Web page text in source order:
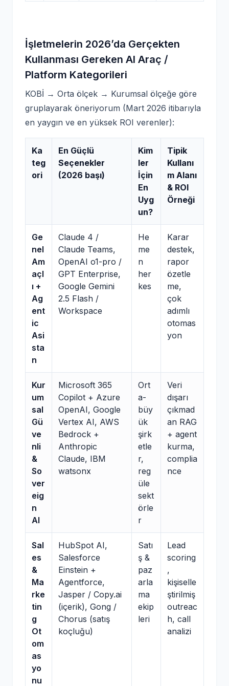
İşletmelerin 2026’da Gerçekten
Kullanması Gereken AI Araç /
Platform Kategorileri
KOBİ → Orta ölçek → Kurumsal ölçeğe göre
gruplayarak öneriyorum (Mart 2026 itibarıyla
en yaygın ve en yüksek ROI verenler):
Ka
teg
ori
En Güçlü
Seçenekler
(2026 başı)
Kim
ler
İçin
En
Uyg
un?
Tipik
Kullanı
m Alanı
& ROI
Örneği
Ge
nel
Am
açl
ı +
Ag
ent
ic
Asi
sta
n
Claude 4 /
Claude Teams,
OpenAI o1-pro /
GPT Enterprise,
Google Gemini
2.5 Flash /
Workspace
He
me
n
her
kes
Karar
destek,
rapor
özetle
me,
çok
adımlı
otomas
yon
Kur
um
sal
Gü
ve
nli
&
So
ver
eig
n
AI
Microsoft 365
Copilot + Azure
OpenAI, Google
Vertex AI, AWS
Bedrock +
Anthropic
Claude, IBM
watsonx
Ort
a-
büy
ük
şirk
etle
r,
reg
üle
sekt
örle
r
Veri
dışarı
çıkmad
an RAG
+ agent
kurma,
complia
nce
Sal
es
&
Ma
rke
tin
g
Ot
om
as
yo
nu
HubSpot AI,
Salesforce
Einstein +
Agentforce,
Jasper / Copy.ai
(içerik), Gong /
Chorus (satış
koçluğu)
Satı
ş &
paz
arla
ma
ekip
leri
Lead
scoring
,
kişiselle
ştirilmiş
outreac
h, call
analizi